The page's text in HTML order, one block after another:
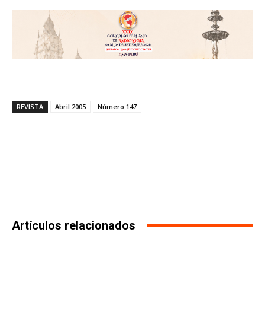
REVISTA Abril 2005 Número 147
Artículos relacionados